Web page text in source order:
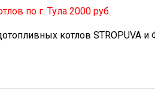
по г. Тула 2000 руб.
котлов STROPUVA и